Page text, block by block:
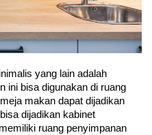
yang lain adalah
ini bisa digunakan di ruang
makan dapat dijadikan
dijadikan kabinet
ruang penyimpanan